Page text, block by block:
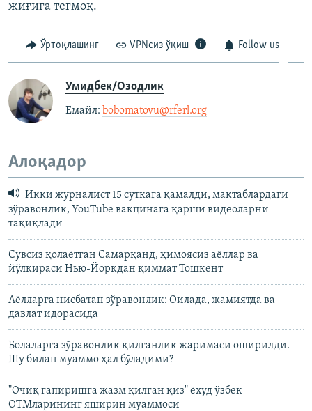
жиғига тегмоқ.
Ўртоқлашинг VPNсиз ўқиш Follow us
Умидбек/Озодлик
Емайл: ​ bobomatovu@rferl.org
Алоқадор
Икки журналист 15 суткага қамалди, мактаблардаги
зўравонлик, YouTube вакцинага қарши видеоларни
тақиқлади
Сувсиз қолаётган Самарқанд, ҳимоясиз аёллар ва
йўлкираси Нью-Йоркдан қиммат Тошкент
Аёлларга нисбатан зўравонлик: Оилада, жамиятда ва
давлат идорасида
Болаларга зўравонлик қилганлик жаримаси оширилди.
Шу билан муаммо ҳал бўладими?
"Очиқ гапиришга жазм қилган қиз" ёхуд ўзбек
ОТМларининг яширин муаммоси